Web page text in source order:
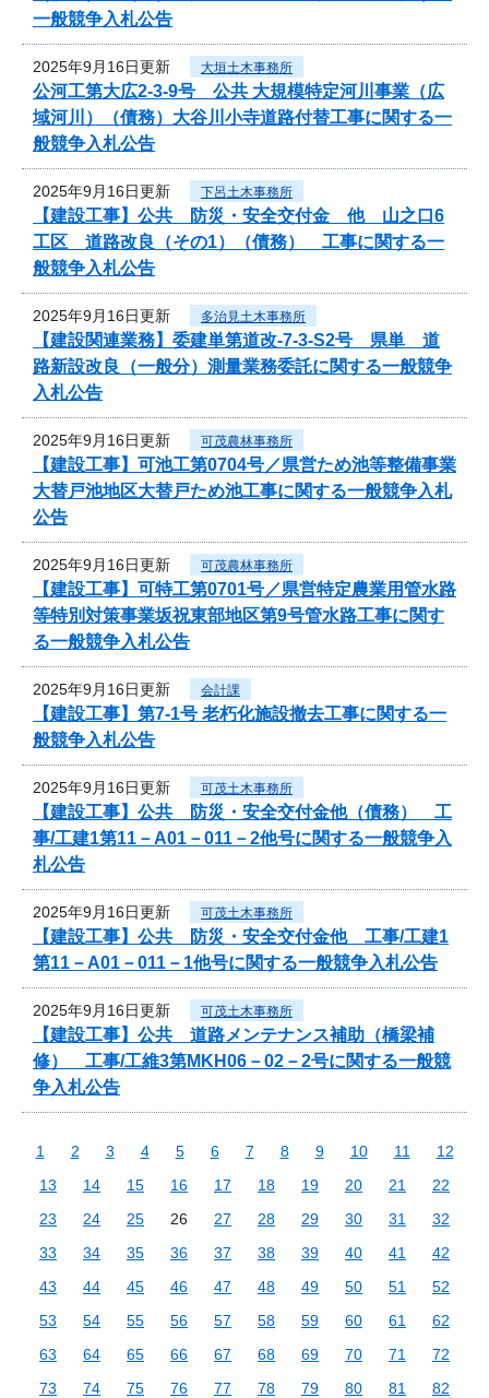
一般競争入札公告
2025年9月16日更新 大垣土木事務所
公河工第大広2-3-9号 公共 大規模特定河川事業（広
域河川）（債務）大谷川小寺道路付替工事に関する一
般競争入札公告
2025年9月16日更新 下呂土木事務所
【建設工事】公共 防災・安全交付金 他 山之口6
工区 道路改良（その1）（債務） 工事に関する一
般競争入札公告
2025年9月16日更新 多治見土木事務所
【建設関連業務】委建単第道改-7-3-S2号 県単 道
路新設改良（一般分）測量業務委託に関する一般競争
入札公告
2025年9月16日更新 可茂農林事務所
【建設工事】可池工第0704号／県営ため池等整備事業
大替戸池地区大替戸ため池工事に関する一般競争入札
公告
2025年9月16日更新 可茂農林事務所
【建設工事】可特工第0701号／県営特定農業用管水路
等特別対策事業坂祝東部地区第9号管水路工事に関す
る一般競争入札公告
2025年9月16日更新 会計課
【建設工事】第7-1号 老朽化施設撤去工事に関する一
般競争入札公告
2025年9月16日更新 可茂土木事務所
【建設工事】公共 防災・安全交付金他（債務） 工
事/工建1第11－A01－011－2他号に関する一般競争入
札公告
2025年9月16日更新 可茂土木事務所
【建設工事】公共 防災・安全交付金他 工事/工建1
第11－A01－011－1他号に関する一般競争入札公告
2025年9月16日更新 可茂土木事務所
【建設工事】公共 道路メンテナンス補助（橋梁補
修） 工事/工維3第MKH06－02－2号に関する一般競
争入札公告
1 2 3 4 5 6 7 8 9 10 11
12
13
14 15 16 17 18 19 20 21
22
23
24 25 26 27 28 29 30 31
32
33
34 35 36 37 38 39 40 41
42
43
44 45 46 47 48 49 50 51
52
53
54 55 56 57 58 59 60 61
62
63
64 65 66 67 68 69 70 71
72
73
74 75 76 77 78 79 80 81
82